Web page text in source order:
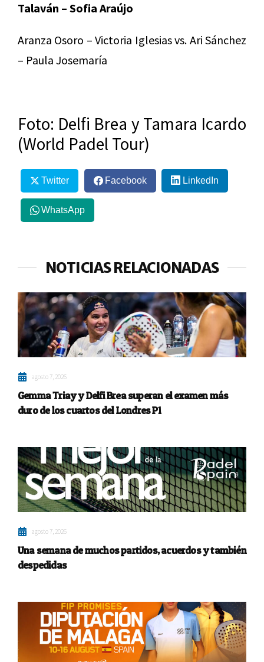
Talaván – Sofia Araújo
Aranza Osoro – Victoria Iglesias vs. Ari Sánchez
– Paula Josemaría
Foto: Delfi Brea y Tamara Icardo
(World Padel Tour)
Twitter Facebook LinkedIn
WhatsApp
NOTICIAS RELACIONADAS
agosto 7, 2026
Gemma Triay y Delfi Brea superan el examen más
duro de los cuartos del Londres P1
agosto 7, 2026
Una semana de muchos partidos, acuerdos y también
despedidas